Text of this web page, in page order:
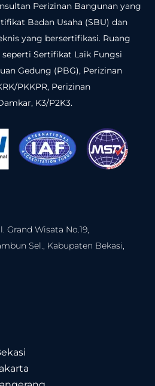
Perizinan Bangunan yang
Badan Usaha (SBU) dan
yang bersertifikasi. Ruang
Sertifikat Laik Fungsi
Gedung (PBG), Perizinan
PKKPR, Perizinan
K3/P2K3.
Grand Wisata No.19,
Sel., Kabupaten Bekasi,